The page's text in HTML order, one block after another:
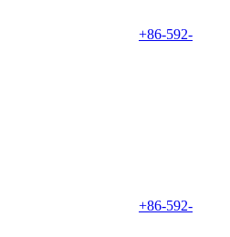
+86-592-
+86-592-